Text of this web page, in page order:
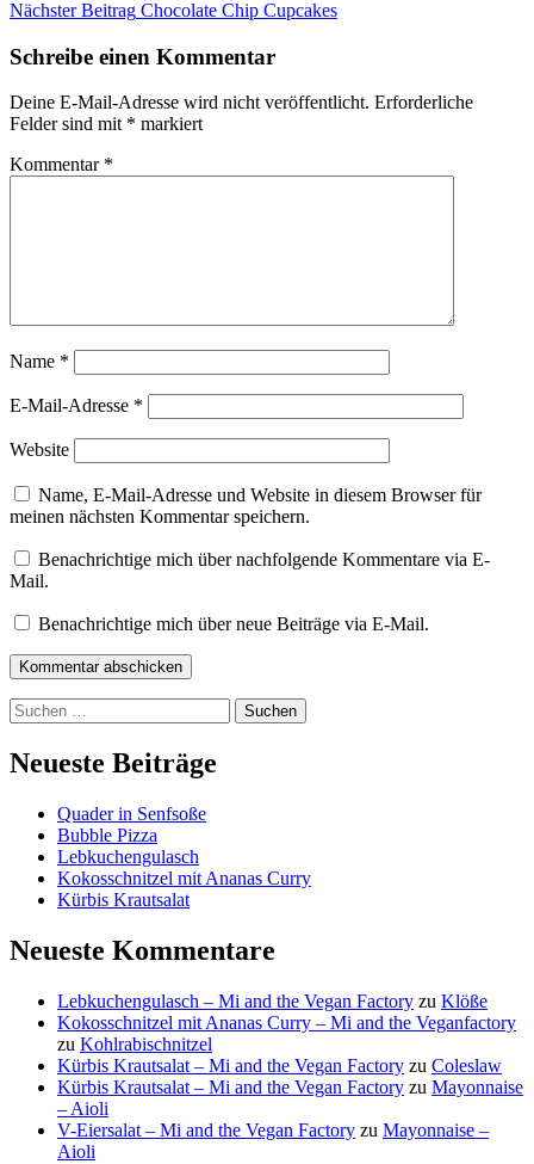
Nächster Beitrag Chocolate Chip Cupcakes
Schreibe einen Kommentar
Deine E-Mail-Adresse wird nicht veröffentlicht. Erforderliche
Felder sind mit * markiert
Kommentar *
Name *
E-Mail-Adresse *
Website
Name, E-Mail-Adresse und Website in diesem Browser für
meinen nächsten Kommentar speichern.
Benachrichtige mich über nachfolgende Kommentare via E-
Mail.
Benachrichtige mich über neue Beiträge via E-Mail.
Kommentar abschicken
Suchen
nach:
Neueste Beiträge
Quader in Senfsoße
Bubble Pizza
Lebkuchengulasch
Kokosschnitzel mit Ananas Curry
Kürbis Krautsalat
Neueste Kommentare
Lebkuchengulasch – Mi and the Vegan Factory zu Klöße
Kokosschnitzel mit Ananas Curry – Mi and the Veganfactory
zu Kohlrabischnitzel
Kürbis Krautsalat – Mi and the Vegan Factory zu Coleslaw
Kürbis Krautsalat – Mi and the Vegan Factory zu Mayonnaise
– Aioli
V-Eiersalat – Mi and the Vegan Factory zu Mayonnaise –
Aioli